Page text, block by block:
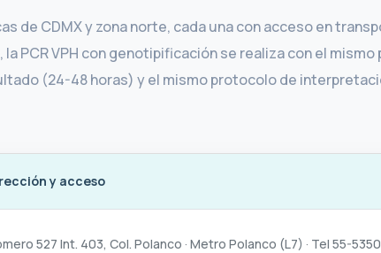
de CDMX y zona norte, cada una con acceso en
PCR VPH con genotipificación se realiza con el
(24-48 horas) y el mismo protocolo de
y acceso
527 Int. 403, Col. Polanco · Metro Polanco (L7) · Tel 55-